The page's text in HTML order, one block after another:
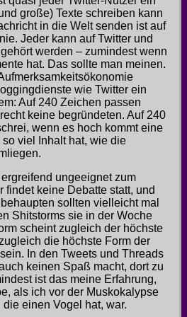
große) Texte schreiben kann
in die Welt senden ist auf
Jeder kann auf Twitter und
werden – zumindest wenn
hat. Das sollte man meinen.
wie Twitter ein
Auf 240 Zeichen passen
keine begründeten. Auf 240
wenn es hoch kommt eine
viel Inhalt hat, wie die
ungeeignet zum
findet keine Debatte statt, und
sollten vielleicht mal
Shitstorms sie in der Woche
scheint zugleich der höchste
die höchste Form der
In den Tweets und Threads
keinen Spaß macht, dort zu
ist das meine Erfahrung,
als ich vor der Muskokalypse
einen Vogel hat, war.